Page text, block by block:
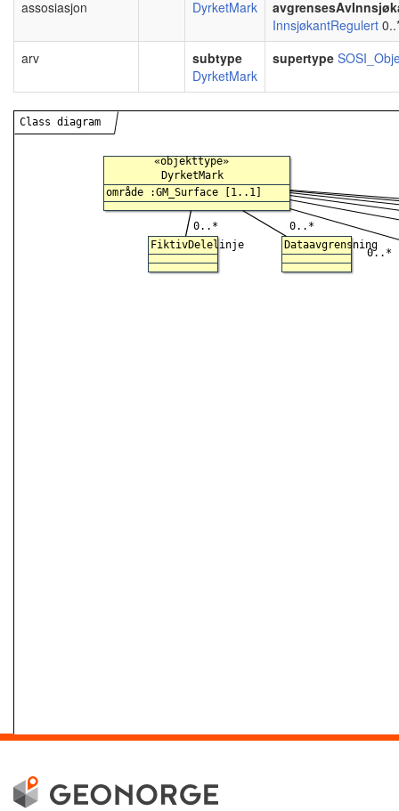
assosiasjon
DyrketMark
InnsjøkantRegulert
arv
subtype
DyrketMark
supertype